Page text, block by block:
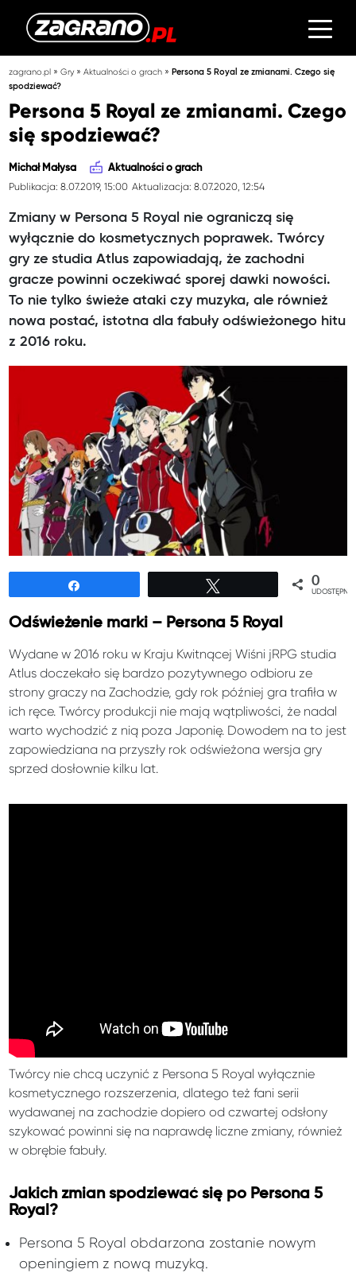
zagrano.pl »Gry»Aktualności o grach »Persona 5 Royal ze zmianami. Czego się
spodziewać?
Persona 5 Royal ze zmianami. Czego
się spodziewać?
Michał Małysa Aktualności o grach
Publikacja: 8.07.2019, 15:00 Aktualizacja: 8.07.2020, 12:54
Zmiany w Persona 5 Royal nie ograniczą się
wyłącznie do kosmetycznych poprawek. Twórcy
gry ze studia Atlus zapowiadają, że zachodni
gracze powinni oczekiwać sporej dawki nowości.
To nie tylko świeże ataki czy muzyka, ale również
nowa postać, istotna dla fabuły odświeżonego hitu
z 2016 roku.
0
Odświeżenie marki – Persona 5 Royal
Wydane w 2016 roku w Kraju Kwitnącej Wiśni jRPG studia
Atlus doczekało się bardzo pozytywnego odbioru ze
strony graczy na Zachodzie, gdy rok później gra trafiła w
ich ręce. Twórcy produkcji nie mają wątpliwości, że nadal
warto wychodzić z nią poza Japonię. Dowodem na to jest
zapowiedziana na przyszły rok odświeżona wersja gry
sprzed dosłownie kilku lat.
Twórcy nie chcą uczynić z Persona 5 Royal wyłącznie
kosmetycznego rozszerzenia, dlatego też fani serii
wydawanej na zachodzie dopiero od czwartej odsłony
szykować powinni się na naprawdę liczne zmiany, również
w obrębie fabuły.
Jakich zmian spodziewać się po Persona 5
Royal?
Persona 5 Royal obdarzona zostanie nowym
openingiem z nową muzyką.